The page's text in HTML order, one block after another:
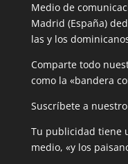
Medio de
Madrid (España)
las y los
Comparte todo
como la «bandera
Suscríbete a
Tu publicidad tiene
medio, «y los